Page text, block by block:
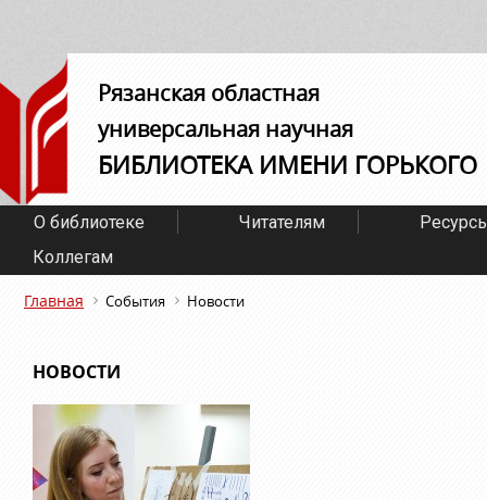
Рязанская областная
универсальная научная
БИБЛИОТЕКА ИМЕНИ ГОРЬКОГО
О библиотеке Читателям
Коллегам
Главная События Новости
НОВОСТИ